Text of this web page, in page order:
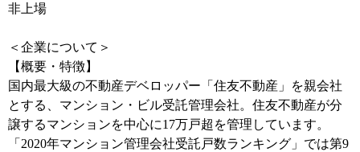
非上場
＜企業について＞
【概要・特徴】
国内最大級の不動産デベロッパー「住友不動産」を親会社
とする、マンション・ビル受託管理会社。住友不動産が分
譲するマンションを中心に17万戸超を管理しています。
「2020年マンション管理会社受託戸数ランキング」では第9